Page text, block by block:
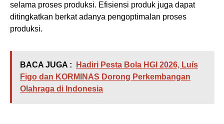
selama proses produksi. Efisiensi produk juga dapat
ditingkatkan berkat adanya pengoptimalan proses
produksi.
BACA JUGA :
Hadiri Pesta Bola HGI 2026, Luís
Figo dan KORMINAS Dorong Perkembangan
Olahraga di Indonesia